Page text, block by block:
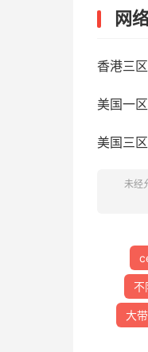
网
香港三区
美国一区
美国三区
未经
不
大